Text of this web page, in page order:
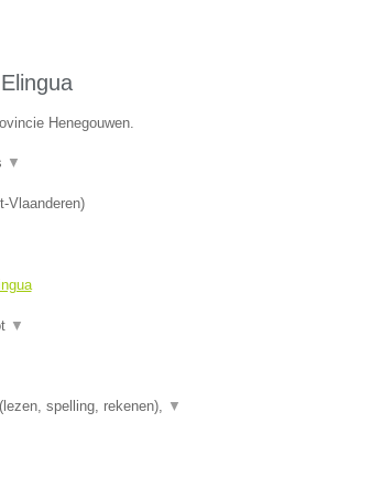
Henegouwen.
▼
Vlaanderen)
▼
spelling, rekenen), ▼